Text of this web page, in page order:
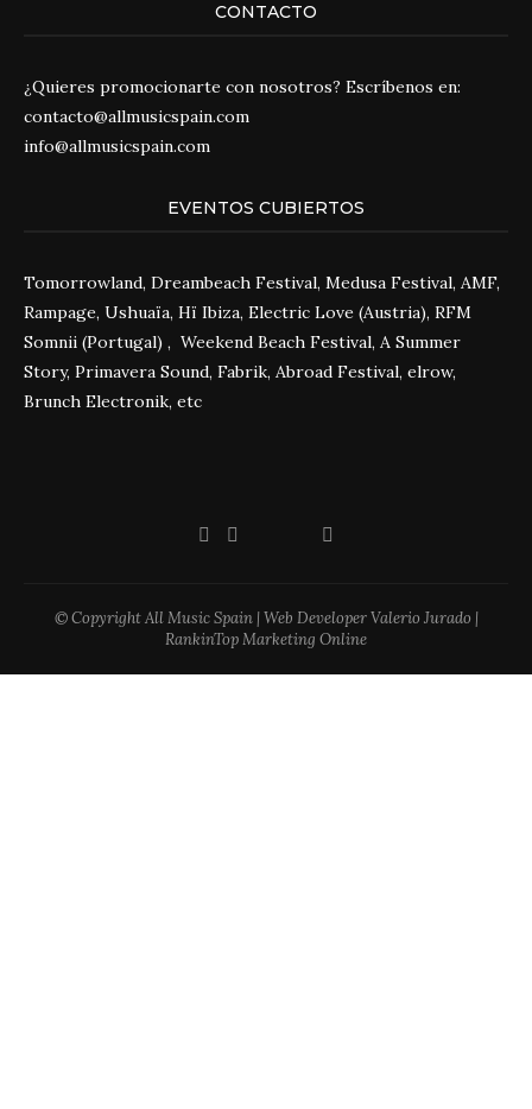
CONTACTO
¿Quieres promocionarte con nosotros? Escríbenos en:
contacto@allmusicspain.com
info@allmusicspain.com
EVENTOS CUBIERTOS
Tomorrowland, Dreambeach Festival, Medusa Festival, AMF,
Rampage, Ushuaïa, Hï Ibiza, Electric Love (Austria), RFM
Somnii (Portugal) , Weekend Beach Festival, A Summer
Story, Primavera Sound, Fabrik, Abroad Festival, elrow,
Brunch Electronik, etc
© Copyright All Music Spain | Web Developer Valerio Jurado |
RankinTop Marketing Online